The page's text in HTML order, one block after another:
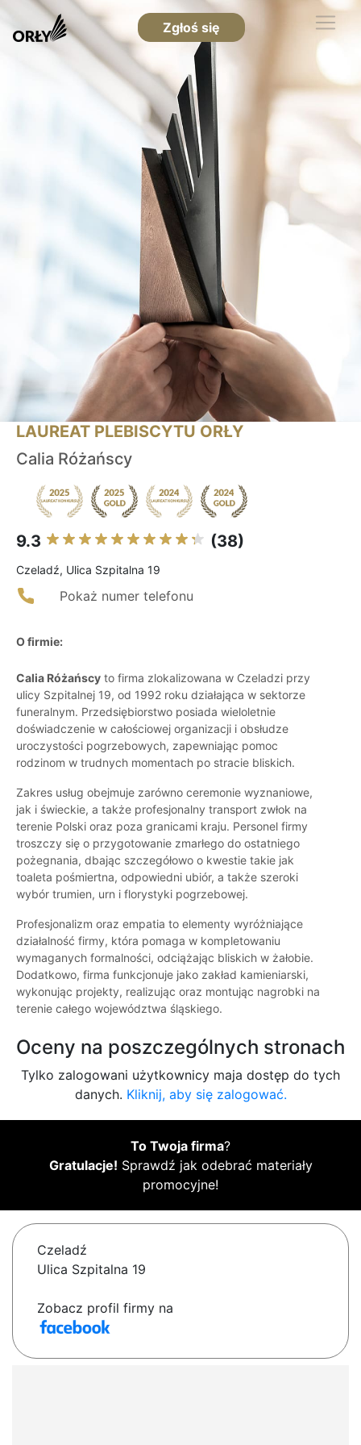
Zgłoś się
LAUREAT PLEBISCYTU ORŁY
Calia Różańscy
9.3 (38)
Czeladź, Ulica Szpitalna 19
Pokaż numer telefonu
O firmie:
Calia Różańscy to firma zlokalizowana w Czeladzi przy
ulicy Szpitalnej 19, od 1992 roku działająca w sektorze
funeralnym. Przedsiębiorstwo posiada wieloletnie
doświadczenie w całościowej organizacji i obsłudze
uroczystości pogrzebowych, zapewniając pomoc
rodzinom w trudnych momentach po stracie bliskich.
Zakres usług obejmuje zarówno ceremonie wyznaniowe,
jak i świeckie, a także profesjonalny transport zwłok na
terenie Polski oraz poza granicami kraju. Personel firmy
troszczy się o przygotowanie zmarłego do ostatniego
pożegnania, dbając szczegółowo o kwestie takie jak
toaleta pośmiertna, odpowiedni ubiór, a także szeroki
wybór trumien, urn i florystyki pogrzebowej.
Profesjonalizm oraz empatia to elementy wyróżniające
działalność firmy, która pomaga w kompletowaniu
wymaganych formalności, odciążając bliskich w żałobie.
Dodatkowo, firma funkcjonuje jako zakład kamieniarski,
wykonując projekty, realizując oraz montując nagrobki na
terenie całego województwa śląskiego.
Oceny na poszczególnych stronach
Tylko zalogowani użytkownicy maja dostęp do tych
danych. Kliknij, aby się zalogować.
To Twoja firma?
Gratulacje! Sprawdź jak odebrać materiały
promocyjne!
Czeladź
Ulica Szpitalna 19
Zobacz profil firmy na